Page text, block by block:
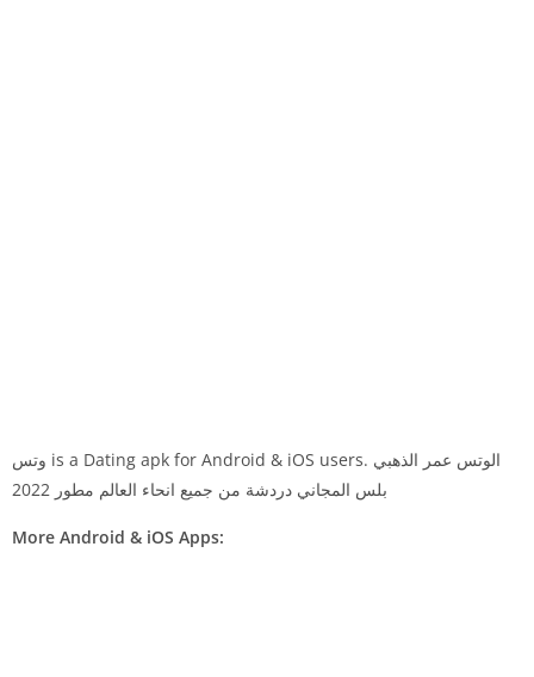
وتس is a Dating apk for Android & iOS users. الوتس عمر الذهبي
بلس المجاني دردشة من جميع انحاء العالم مطور 2022
More Android & iOS Apps: